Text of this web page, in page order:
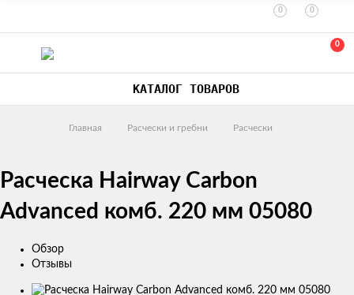
0 0
0
КАТАЛОГ ТОВАРОВ
Главная Расчески и гребни Расчески
Расческа Hairway Carbon
Advanced комб. 220 мм 05080
Обзор
Отзывы